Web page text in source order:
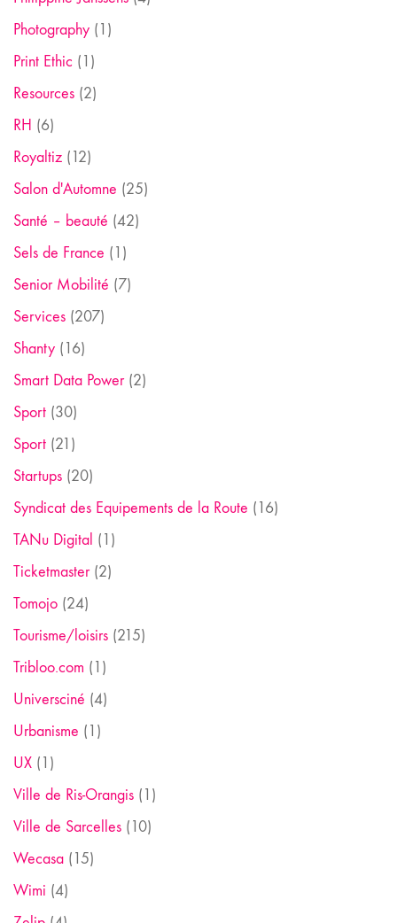
Photography (1)
Print Ethic (1)
Resources (2)
RH (6)
Royaltiz (12)
Salon d'Automne (25)
Santé – beauté (42)
Sels de France (1)
Senior Mobilité (7)
Services (207)
Shanty (16)
Smart Data Power(2)
Sport (30)
Sport (21)
Startups (20)
Syndicat des Equipements de la Route (16)
TANu Digital (1)
Ticketmaster(2)
Tomojo (24)
Tourisme/loisirs (215)
Tribloo.com (1)
Universciné (4)
Urbanisme (1)
UX (1)
Ville de Ris-Orangis (1)
Ville de Sarcelles (10)
Wecasa (15)
Wimi (4)